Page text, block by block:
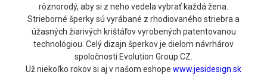
rôznorodý, aby si z neho vedela vybrať každá žena.
Strieborné šperky sú vyrábané z rhodiovaného striebra a
úžasných žiarivých krištáľov vyrobených patentovanou
technológiou. Celý dizajn šperkov je dielom návrhárov
spoločnosti Evolution Group CZ.
Už niekoľko rokov si aj v našom eshope www.jesidesign.sk